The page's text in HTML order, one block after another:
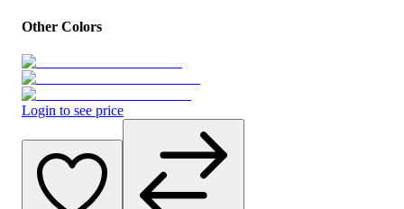
Other Colors
Login to see price